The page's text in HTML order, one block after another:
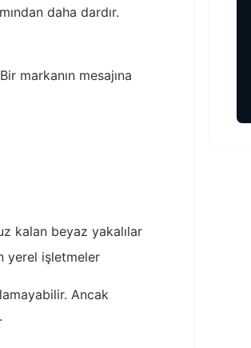
daha dardır.
markanın mesajına
kalan beyaz yakalılar
yerel işletmeler
Ancak